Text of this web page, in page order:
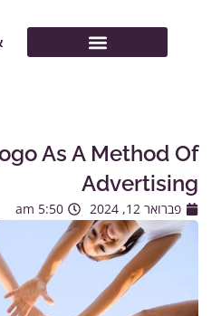
As A Method Of
Advertising
פברואר 12, 2024 5:50 am